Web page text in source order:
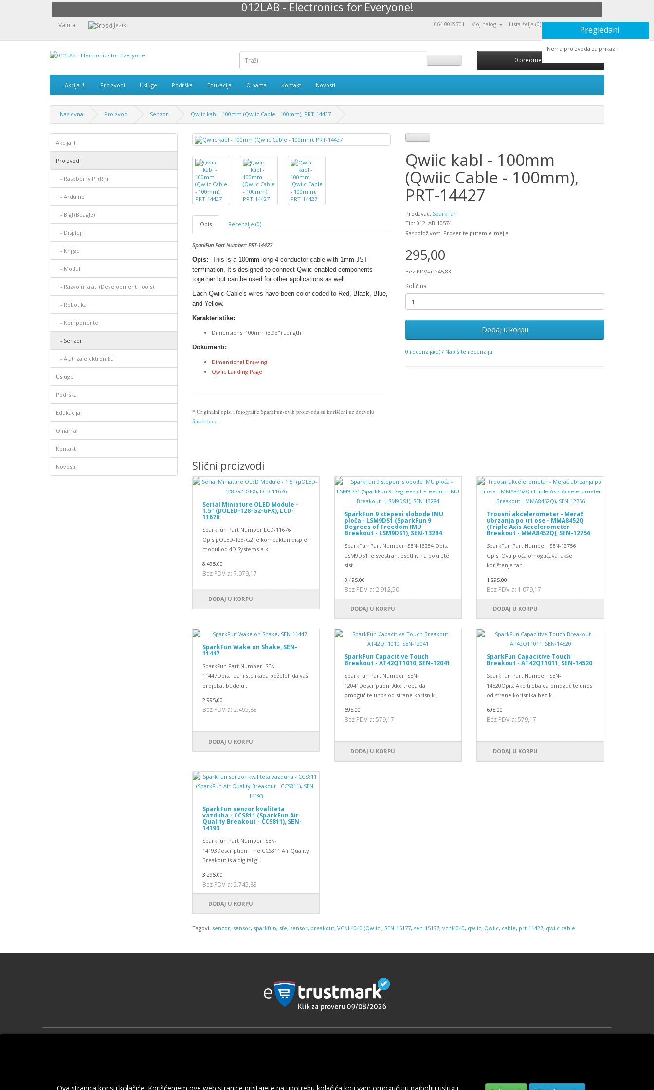
Ova stranica koristi kolačiće. Korišćenjem ove web stranice pristajete na upotrebu kolačića koji vam omogućuju najbolju uslugu
012LAB - Electronics for Everyone!
Valuta Jezik 064 0069701 Moj nalog Lista želja (0) Moja korpa Naruči
0 predmet(a) - 0,00
Akcija !!! Proizvodi Usluge Podrška Edukacija O nama Kontakt Novosti
Naslovna Proizvodi Senzori Qwiic kabl - 100mm (Qwiic Cable - 100mm), PRT-14427
Akcija !!!
Proizvodi
- Raspberry Pi (RPi)
- Arduino
- Bigl (Beagle)
- Displеji
- Knjige
- Moduli
- Razvojni alati (Development Tools)
- Robotika
- Komponente
- Senzori
- Alati za elektroniku
Usluge
Podrška
Edukacija
O nama
Kontakt
Novosti
Pregledani
Nema proizvoda za prikaz!
Opis Recenzije (0)
SparkFun Part Number: PRT-14427
Opis: This is a 100mm long 4-conductor cable with 1mm JST
termination. It’s designed to connect Qwiic enabled components
together but can be used for other applications as well.
Each Qwiic Cable's wires have been color coded to Red, Black, Blue,
and Yellow.
Karakteristike:
Dimensions: 100mm (3.93") Length
Dokumenti:
Dimensional Drawing
Qwiic Landing Page
* Originalni opisi i fotografije SparkFun-ovih proizvoda su korišćeni uz dozvolu
Sparkfun-a.
Qwiic kabl - 100mm
(Qwiic Cable - 100mm),
PRT-14427
Prodavac: SparkFun
Tip: 012LAB-10574
Raspoloživost: Proverite putem e-mejla
295,00
Bez PDV-a: 245,83
Količina
Dodaj u korpu
0 recenzija(e) / Napišite recenziju
Slični proizvodi
Serial Miniature OLED Module -
1.5" (μOLED-128-G2-GFX), LCD-
11676
SparkFun Part Number:LCD-11676
Opis:µOLED-128-G2 je kompaktan displej
modul od 4D Systems-a k..
8.495,00
Bez PDV-a: 7.079,17
DODAJ U KORPU
SparkFun 9 stepeni slobode IMU
ploča - LSM9DS1 (SparkFun 9
Degrees of Freedom IMU
Breakout - LSM9DS1), SEN-13284
SparkFun Part Number: SEN-13284 Opis:
LSM9DS1 je svestran, osetljiv na pokrete
sist..
3.495,00
Bez PDV-a: 2.912,50
DODAJ U KORPU
Troosni akcelerometar - Merač
ubrzanja po tri ose - MMA8452Q
(Triple Axis Accelerometer
Breakout - MMA8452Q), SEN-12756
SparkFun Part Number: SEN-12756
Opis: Ova ploča omogućava lakše
korištenje tan..
1.295,00
Bez PDV-a: 1.079,17
DODAJ U KORPU
SparkFun Wake on Shake, SEN-
11447
SparkFun Part Number: SEN-
11447Opis: Da li ste ikada poželeli da vaš
projekat bude u..
2.995,00
Bez PDV-a: 2.495,83
DODAJ U KORPU
SparkFun Capacitive Touch
Breakout - AT42QT1010, SEN-12041
SparkFun Part Number: SEN-
12041Description: Ako treba da
omogućite unos od strane korisnik..
695,00
Bez PDV-a: 579,17
DODAJ U KORPU
SparkFun Capacitive Touch
Breakout - AT42QT1011, SEN-14520
SparkFun Part Number: SEN-
14520Opis: Ako treba da omogućite unos
od strane korisnika bez k..
695,00
Bez PDV-a: 579,17
DODAJ U KORPU
SparkFun senzor kvaliteta
vazduha - CCS811 (SparkFun Air
Quality Breakout - CCS811), SEN-
14193
SparkFun Part Number: SEN-
14193Description: The CCS811 Air Quality
Breakout is a digital g..
3.295,00
Bez PDV-a: 2.745,83
DODAJ U KORPU
Tagovi: senzor, sensor, sparkfun, sfe, sensor, breakout, VCNL4040 (Qwiic), SEN-15177, sen-15177, vcnl4040, qwiic, Qwiic, cable, prt-11427, qwiic cable
Pravila i uslovi korišćenja
Specijalne ponude
Obaveštenja